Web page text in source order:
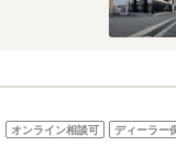
オンライン相談可 ディーラー